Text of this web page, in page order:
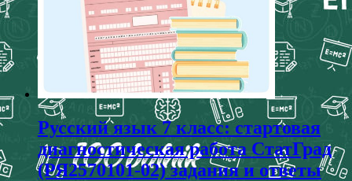
Русский язык 7 класс: стартовая
диагностическая работа СтатГрад
(РЯ2570101-02) задания и ответы